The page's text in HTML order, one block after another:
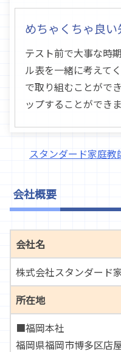
めちゃくちゃ良い
テスト前で大事な時
ル表を一緒に考えて
で取り組むことがで
ップすることができ
スタンダード家庭
会社概要
会社名
株式会社スタンダード
所在地
■福岡本社
福岡県福岡市博多区